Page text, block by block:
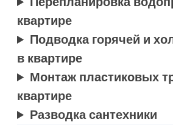
квартире
Подводка горячей и
в квартире
Монтаж пластиковых
квартире
Разводка сантехники